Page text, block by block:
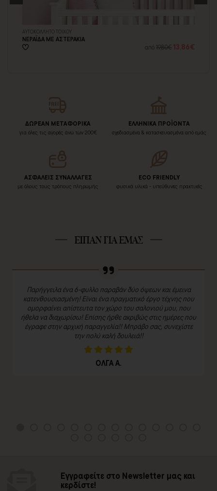
ΑΥΤΟΚΟΛΛΗΤΟ ΤΟΙΧΟΥ
ΝΕΡΑΪΔΑ ΜΕ ΑΣΤΕΡΑΚΙΑ
από19,80€ 13,86€
ΔΩΡΕΑΝ ΜΕΤΑΦΟΡΙΚΑ
για όλες τις αγορές άνω των 200€
ΕΛΛΗΝΙΚΑ ΠΡΟΪΟΝΤΑ
σχεδιασμένα & κατασκευασμένα από εμάς
ΑΣΦΑΛΕΙΣ ΣΥΝΑΛΛΑΓΕΣ
με όλους τους τρόπους πληρωμής
ECO FRIENDLY
φυσικά υλικά - υπεύθυνες πρακτικές
ΕΙΠΑΝ ΓΙΑ ΕΜΑΣ
Παρήγγειλα ένα 6-φυλλο παραβάν δύο όψεων και έμεινα
κατενθουσιασμένη! Είναι ένα πραγματικό έργο τέχνης που
ομορφαίνει απίστευτα τον χώρο του σαλονιού μου, που
ήθελα να διαχωρίσω! Επίσης ήρθε ακριβώς στις ημέρες που
έγραφε στην αρχική παραγγελία!! Μπράβο σας, συνεχίστε
την πολύ καλή δουλειά!!
ΟΛΓΑ Α.
Εγγραφείτε στο Newsletter μας και
κερδίστε!